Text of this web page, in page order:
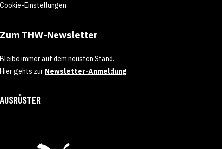
Cookie-Einstellungen
Zum THW-Newsletter
Bleibe immer auf dem neusten Stand.
Hier gehts zur Newsletter-Anmeldung.
AUSRÜSTER